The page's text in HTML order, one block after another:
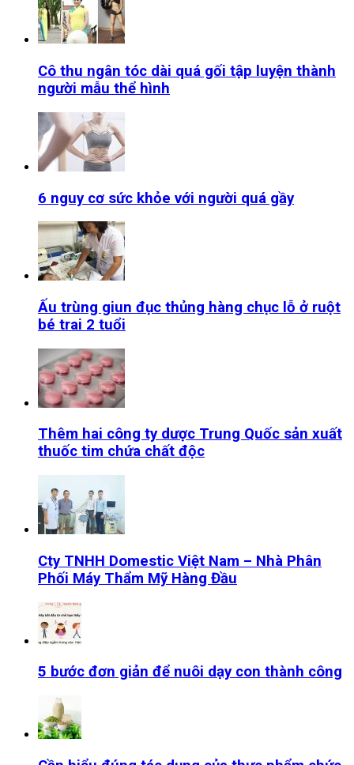
Cô thu ngân tóc dài quá gối tập luyện thành
người mẫu thể hình
6 nguy cơ sức khỏe với người quá gầy
Ấu trùng giun đục thủng hàng chục lỗ ở ruột
bé trai 2 tuổi
Thêm hai công ty dược Trung Quốc sản xuất
thuốc tim chứa chất độc
Cty TNHH Domestic Việt Nam – Nhà Phân
Phối Máy Thẩm Mỹ Hàng Đầu
5 bước đơn giản để nuôi dạy con thành công